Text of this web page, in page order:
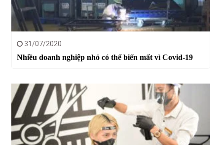
31/07/2020
Nhiều doanh nghiệp nhỏ có thể biến mất vì Covid-19